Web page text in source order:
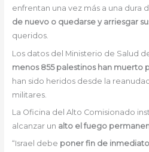
enfrentan una vez más a una dura
de nuevo o quedarse y arriesgar
queridos.
Los datos del Ministerio de Salud
menos 855 palestinos han muerto
han sido heridos desde la
militares.
La Oficina del Alto Comisionado
alcanzar un alto el fuego
“Israel debe poner fin de